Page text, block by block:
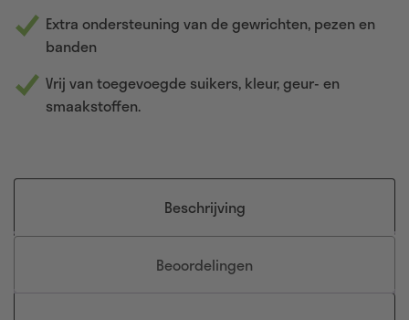
Extra ondersteuning van de gewrichten, pezen en
banden
Vrij van toegevoegde suikers, kleur, geur- en
smaakstoffen.
Beschrijving
Beoordelingen